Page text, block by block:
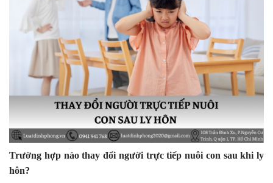
Trường hợp nào thay đổi người trực tiếp nuôi con sau khi ly
hôn?